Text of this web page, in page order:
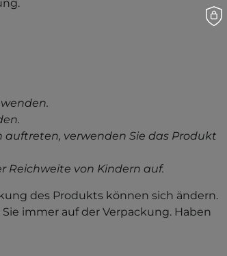
auftreten, verwenden Sie das Produkt
Reichweite von Kindern auf.
des Produkts können sich ändern.
immer auf der Verpackung. Haben